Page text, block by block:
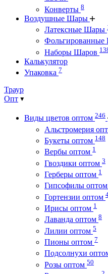
Конверты 8
Воздушные Шары
Латексные Шары
Наборы Шаров
Калькулятор
Упаковка 7
Траур
Опт
Виды цветов оптом 246
Альстромерия
Букеты оптом 148
Вербы оптом 1
Гвоздики оптом 3
Герберы оптом 1
Гипсофилы оптом
Гортензии оптом
Ирисы оптом 1
Лаванда оптом 8
Лилии оптом 5
Пионы оптом 7
Подсолнухи
Розы оптом 50